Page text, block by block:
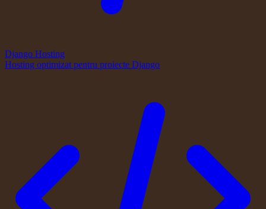
Django Hosting
Hosting optimizat pentru proiecte Django